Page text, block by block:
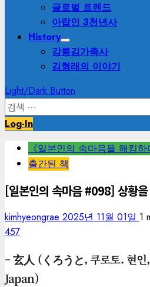
글로벌 트렌드
아랍인 3천년사
History
강릉김가족사
김형래의 이야기
Light/Dark Button
검
색:
Log-In
《일본인의 속마음을 해킹하
출간된 책
[일본인의 속마음 #098] 상황
kimhyeongrae 2025년 11월 01일 1
457
– 玄人 (くろうと, 쿠로토. 현
Japan)